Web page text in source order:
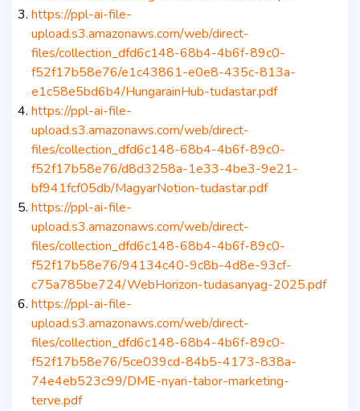
https://ppl-ai-file-
upload.s3.amazonaws.com/web/direct-
files/collection_dfd6c148-68b4-4b6f-89c0-
f52f17b58e76/e1c43861-e0e8-435c-813a-
e1c58e5bd6b4/HungarainHub-tudastar.pdf
https://ppl-ai-file-
upload.s3.amazonaws.com/web/direct-
files/collection_dfd6c148-68b4-4b6f-89c0-
f52f17b58e76/d8d3258a-1e33-4be3-9e21-
bf941fcf05db/MagyarNotion-tudastar.pdf
https://ppl-ai-file-
upload.s3.amazonaws.com/web/direct-
files/collection_dfd6c148-68b4-4b6f-89c0-
f52f17b58e76/94134c40-9c8b-4d8e-93cf-
c75a785be724/WebHorizon-tudasanyag-2025.pdf
https://ppl-ai-file-
upload.s3.amazonaws.com/web/direct-
files/collection_dfd6c148-68b4-4b6f-89c0-
f52f17b58e76/5ce039cd-84b5-4173-838a-
74e4eb523c99/DME-nyari-tabor-marketing-
terve.pdf